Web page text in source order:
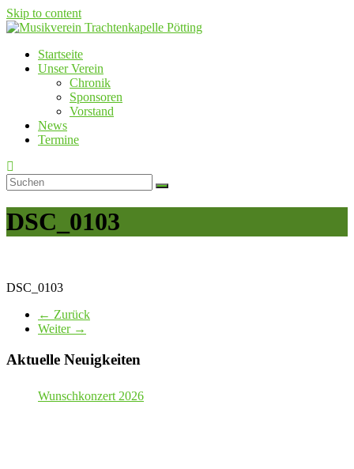
Skip to content
Musikverein Trachtenkapelle Pötting
Startseite
Unser Verein
Chronik
Sponsoren
Vorstand
News
Termine
DSC_0103
DSC_0103
← Zurück
Weiter →
Aktuelle Neuigkeiten
Wunschkonzert 2026